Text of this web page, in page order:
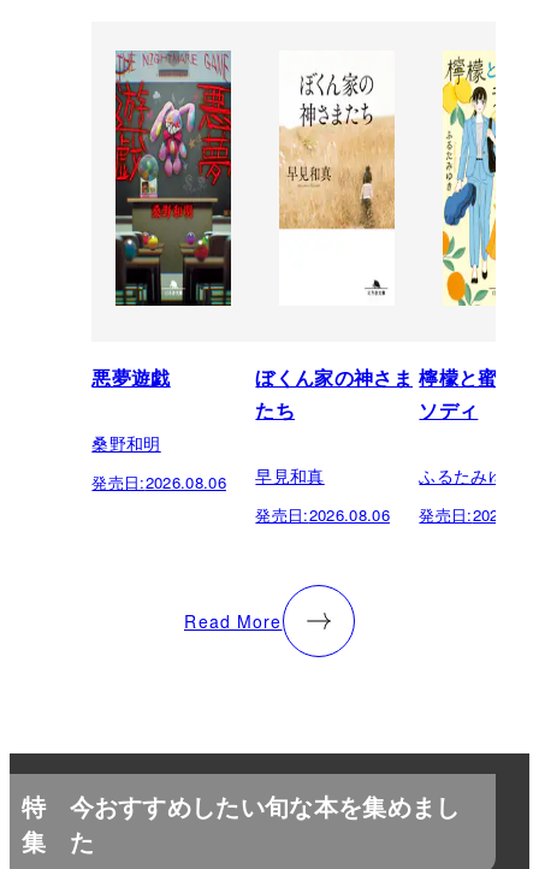
悪夢遊戯
桑野和明
発売日:2026.08.06
ぼくん家の神さま
たち
早見和真
発売日:2026.08.06
檸檬と蜜柑
ソディ
ふるたみゆき
発売日:
Read More
特
集
今おすすめしたい旬な本を集めまし
た